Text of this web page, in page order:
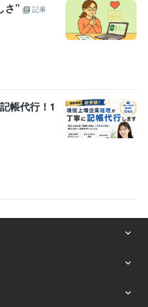
さ”
記事
帳代行！1